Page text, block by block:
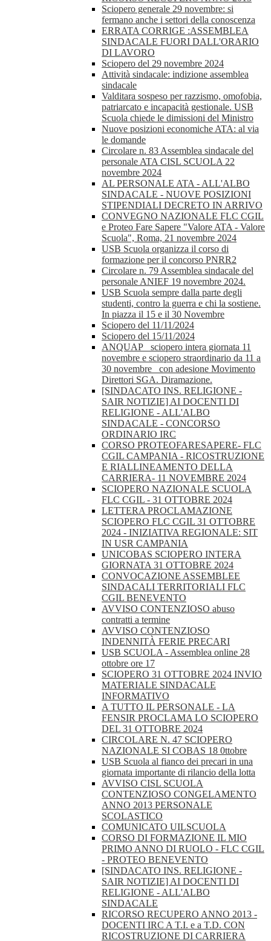
Sciopero generale 29 novembre: si
fermano anche i settori della conoscenza
ERRATA CORRIGE :ASSEMBLEA
SINDACALE FUORI DALL'ORARIO
DI LAVORO
Sciopero del 29 novembre 2024
Attività sindacale: indizione assemblea
sindacale
Valditara sospeso per razzismo, omofobia,
patriarcato e incapacità gestionale. USB
Scuola chiede le dimissioni del Ministro
Nuove posizioni economiche ATA: al via
le domande
Circolare n. 83 Assemblea sindacale del
personale ATA CISL SCUOLA 22
novembre 2024
AL PERSONALE ATA - ALL'ALBO
SINDACALE - NUOVE POSIZIONI
STIPENDIALI DECRETO IN ARRIVO
CONVEGNO NAZIONALE FLC CGIL
e Proteo Fare Sapere "Valore ATA - Valore
Scuola", Roma, 21 novembre 2024
USB Scuola organizza il corso di
formazione per il concorso PNRR2
Circolare n. 79 Assemblea sindacale del
personale ANIEF 19 novembre 2024.
USB Scuola sempre dalla parte degli
studenti, contro la guerra e chi la sostiene.
In piazza il 15 e il 30 Novembre
Sciopero del 11/11/2024
Sciopero del 15/11/2024
ANQUAP_ sciopero intera giornata 11
novembre e sciopero straordinario da 11 a
30 novembre_ con adesione Movimento
Direttori SGA. Diramazione.
[SINDACATO INS. RELIGIONE -
SAIR NOTIZIE] AI DOCENTI DI
RELIGIONE - ALL'ALBO
SINDACALE - CONCORSO
ORDINARIO IRC
CORSO PROTEOFARESAPERE- FLC
CGIL CAMPANIA - RICOSTRUZIONE
E RIALLINEAMENTO DELLA
CARRIERA- 11 NOVEMBRE 2024
SCIOPERO NAZIONALE SCUOLA
FLC CGIL - 31 OTTOBRE 2024
LETTERA PROCLAMAZIONE
SCIOPERO FLC CGIL 31 OTTOBRE
2024 - INIZIATIVA REGIONALE: SIT
IN USR CAMPANIA
UNICOBAS SCIOPERO INTERA
GIORNATA 31 OTTOBRE 2024
CONVOCAZIONE ASSEMBLEE
SINDACALI TERRITORIALI FLC
CGIL BENEVENTO
AVVISO CONTENZIOSO abuso
contratti a termine
AVVISO CONTENZIOSO
INDENNITÀ FERIE PRECARI
USB SCUOLA - Assemblea online 28
ottobre ore 17
SCIOPERO 31 OTTOBRE 2024 INVIO
MATERIALE SINDACALE
INFORMATIVO
A TUTTO IL PERSONALE - LA
FENSIR PROCLAMA LO SCIOPERO
DEL 31 OTTOBRE 2024
CIRCOLARE N. 47 SCIOPERO
NAZIONALE SI COBAS 18 0ttobre
USB Scuola al fianco dei precari in una
giornata importante di rilancio della lotta
AVVISO CISL SCUOLA
CONTENZIOSO CONGELAMENTO
ANNO 2013 PERSONALE
SCOLASTICO
COMUNICATO UILSCUOLA
CORSO DI FORMAZIONE IL MIO
PRIMO ANNO DI RUOLO - FLC CGIL
- PROTEO BENEVENTO
[SINDACATO INS. RELIGIONE -
SAIR NOTIZIE] AI DOCENTI DI
RELIGIONE - ALL'ALBO
SINDACALE
RICORSO RECUPERO ANNO 2013 -
DOCENTI IRC A T.I. e a T.D. CON
RICOSTRUZIONE DI CARRIERA